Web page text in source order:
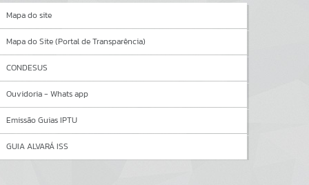
Mapa do site
Mapa do Site (Portal de Transparência)
CONDESUS
Ouvidoria - Whats app
Emissão Guias IPTU
GUIA ALVARÁ ISS